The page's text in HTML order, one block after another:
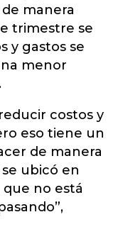
manera
trimestre se
y gastos se
menor
costos y
eso tiene un
de manera
ubicó en
que no está